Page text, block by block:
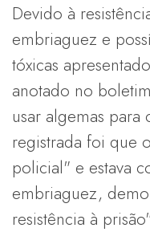
Devido à
embriaguez e
tóxicas
anotado no
usar algemas para
registrada foi que
policial" e estava
embriaguez,
resistência à